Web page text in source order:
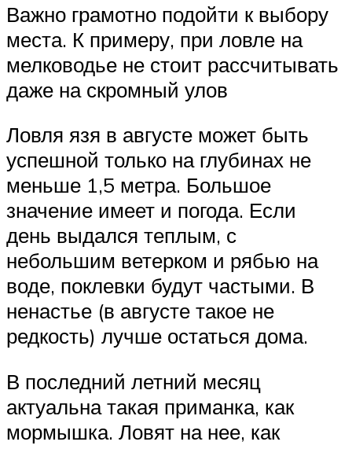
Важно грамотно подойти к выбору
места. К примеру, при ловле на
мелководье не стоит рассчитывать
даже на скромный улов
Ловля язя в августе может быть
успешной только на глубинах не
меньше 1,5 метра. Большое
значение имеет и погода. Если
день выдался теплым, с
небольшим ветерком и рябью на
воде, поклевки будут частыми. В
ненастье (в августе такое не
редкость) лучше остаться дома.
В последний летний месяц
актуальна такая приманка, как
мормышка. Ловят на нее, как